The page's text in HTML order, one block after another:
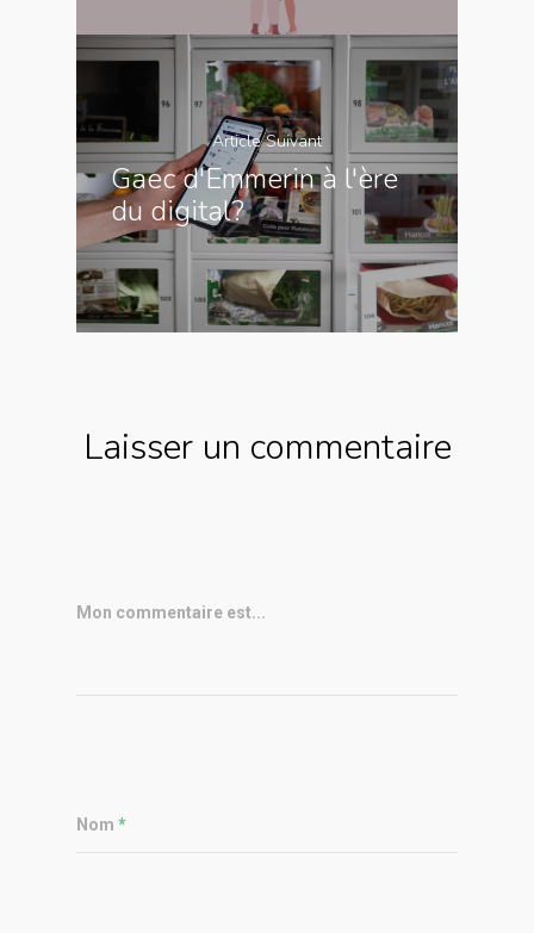
Article Suivant
Gaec d'Emmerin à l'ère
du digital?
Laisser un commentaire
Mon commentaire est...
Nom *